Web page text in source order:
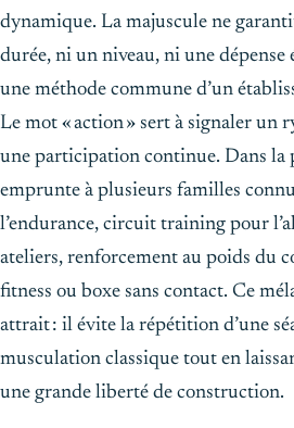
dynamique. La majuscule ne
durée, ni un niveau, ni une dépense
une méthode commune d’un
Le mot « action » sert à signaler un
une participation continue. Dans la
emprunte à plusieurs familles
l’endurance, circuit training pour
ateliers, renforcement au poids du
fitness ou boxe sans contact. Ce
attrait : il évite la répétition d’une
musculation classique tout en
une grande liberté de construction.